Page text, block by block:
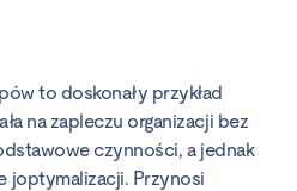
to doskonały przykład
na zapleczu organizacji bez
czynności, a jednak
joptymalizacji. Przynosi